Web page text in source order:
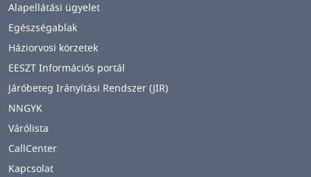
Alapellátási ügyelet
Egészségablak
Háziorvosi körzetek
EESZT Információs portál
Járóbeteg Irányítási Rendszer (JIR)
NNGYK
Várólista
CallCenter
Kapcsolat